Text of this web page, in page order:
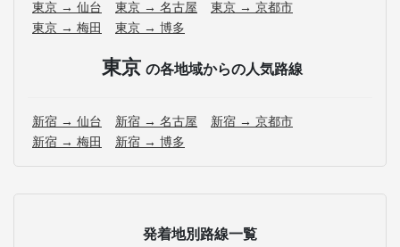
東京 → 仙台 東京 → 名古屋
東京 → 京都市
東京 → 梅田
東京 → 博多
東京 の各地域からの人気路線
新宿 → 仙台 新宿 → 名古屋
新宿 → 京都市
新宿 → 梅田
新宿 → 博多
発着地別路線一覧